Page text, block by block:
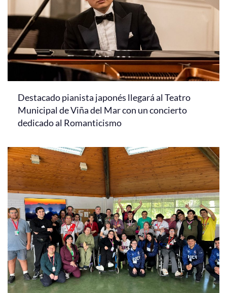
Destacado pianista japonés llegará al Teatro
Municipal de Viña del Mar con un concierto
dedicado al Romanticismo